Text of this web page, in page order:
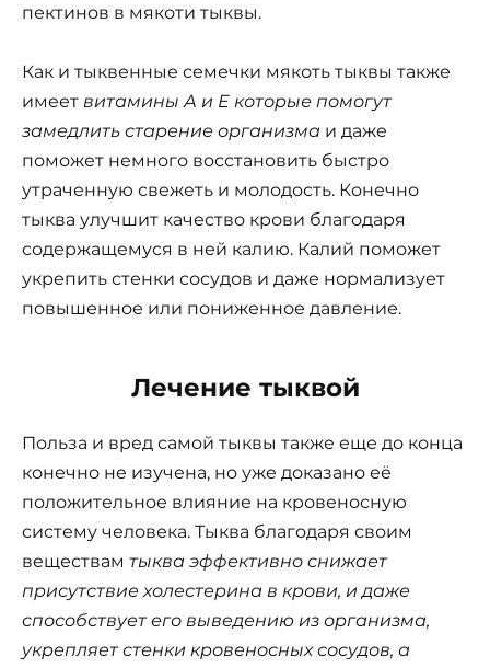
пектинов в мякоти тыквы.
Как и тыквенные семечки мякоть тыквы также
имеет витамины А и Е которые помогут
замедлить старение организма и даже
поможет немного восстановить быстро
утраченную свежеть и молодость. Конечно
тыква улучшит качество крови благодаря
содержащемуся в ней калию. Калий поможет
укрепить стенки сосудов и даже нормализует
повышенное или пониженное давление.
Лечение тыквой
Польза и вред самой тыквы также еще до конца
конечно не изучена, но уже доказано её
положительное влияние на кровеносную
систему человека. Тыква благодаря своим
веществам тыква эффективно снижает
присутствие холестерина в крови, и даже
способствует его выведению из организма,
укрепляет стенки кровеносных сосудов, а